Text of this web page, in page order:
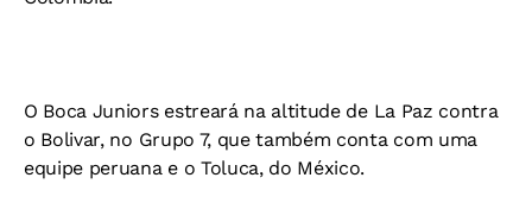
O Boca Juniors estreará na altitude de La Paz contra
o Bolivar, no Grupo 7, que também conta com uma
equipe peruana e o Toluca, do México.